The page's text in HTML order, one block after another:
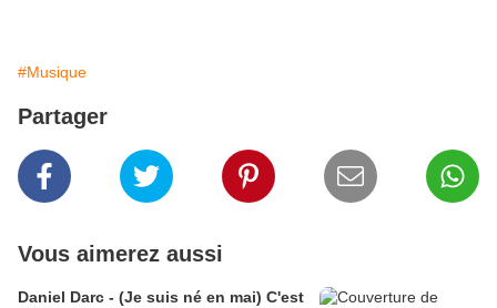
#Musique
Partager
Vous aimerez aussi
Daniel Darc - (Je suis né en mai) C'est